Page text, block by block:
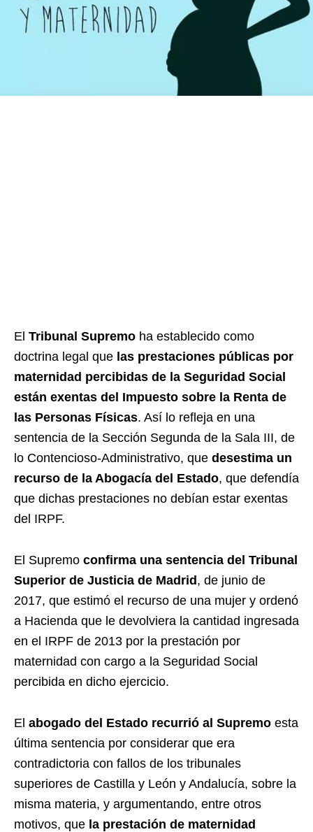
El Tribunal Supremo ha establecido como
doctrina legal que las prestaciones públicas por
maternidad percibidas de la Seguridad Social
están exentas del Impuesto sobre la Renta de
las Personas Físicas. Así lo refleja en una
sentencia de la Sección Segunda de la Sala III, de
lo Contencioso-Administrativo, que desestima un
recurso de la Abogacía del Estado, que defendía
que dichas prestaciones no debían estar exentas
del IRPF.
El Supremo confirma una sentencia del Tribunal
Superior de Justicia de Madrid, de junio de
2017, que estimó el recurso de una mujer y ordenó
a Hacienda que le devolviera la cantidad ingresada
en el IRPF de 2013 por la prestación por
maternidad con cargo a la Seguridad Social
percibida en dicho ejercicio.
El abogado del Estado recurrió al Supremo esta
última sentencia por considerar que era
contradictoria con fallos de los tribunales
superiores de Castilla y León y Andalucía, sobre la
misma materia, y argumentando, entre otros
motivos, que la prestación de maternidad